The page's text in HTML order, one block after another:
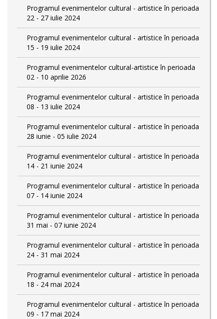
Programul evenimentelor cultural - artistice în perioada
22 - 27 iulie 2024
Programul evenimentelor cultural - artistice în perioada
15 - 19 iulie 2024
Programul evenimentelor cultural-artistice în perioada
02 - 10 aprilie 2026
Programul evenimentelor cultural - artistice în perioada
08 - 13 iulie 2024
Programul evenimentelor cultural - artistice în perioada
28 iunie - 05 iulie 2024
Programul evenimentelor cultural - artistice în perioada
14 - 21 iunie 2024
Programul evenimentelor cultural - artistice în perioada
07 - 14 iunie 2024
Programul evenimentelor cultural - artistice în perioada
31 mai - 07 iunie 2024
Programul evenimentelor cultural - artistice în perioada
24 - 31 mai 2024
Programul evenimentelor cultural - artistice în perioada
18 - 24 mai 2024
Programul evenimentelor cultural - artistice în perioada
09 - 17 mai 2024